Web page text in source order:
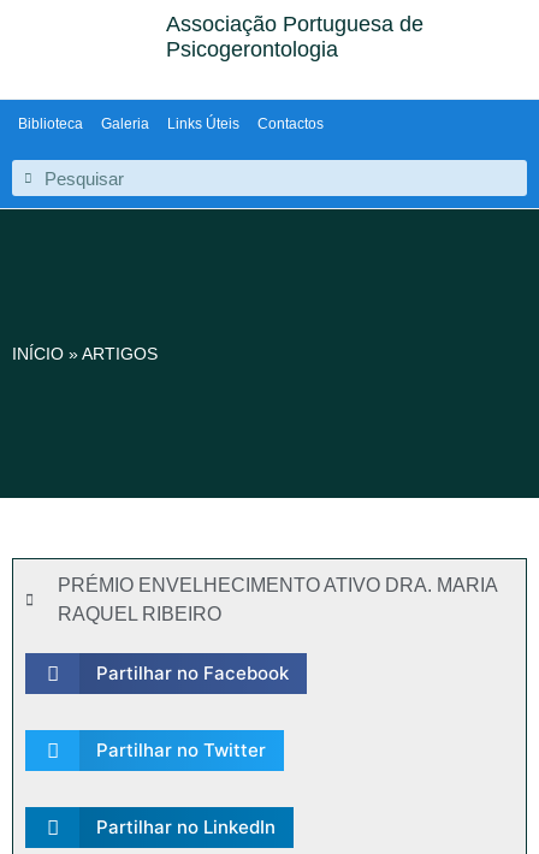
Associação Portuguesa de
Psicogerontologia
Biblioteca Galeria Links Úteis Contactos
INÍCIO »ARTIGOS
PRÉMIO ENVELHECIMENTO ATIVO DRA. MARIA
RAQUEL RIBEIRO
Partilhar no Facebook
Partilhar no Twitter
Partilhar no LinkedIn